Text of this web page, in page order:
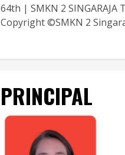
64th | SMKN 2 SINGARAJA
Copyright ©SMKN 2
PRINCIPAL